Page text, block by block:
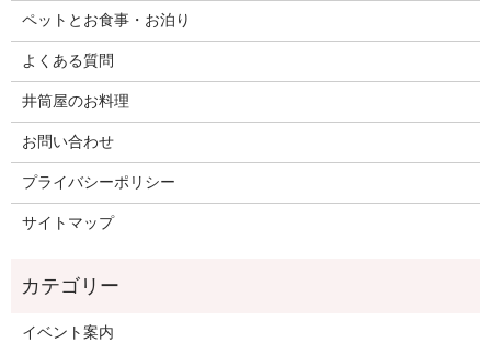
ペットとお食事・お泊り
よくある質問
井筒屋のお料理
お問い合わせ
プライバシーポリシー
サイトマップ
イベント案内